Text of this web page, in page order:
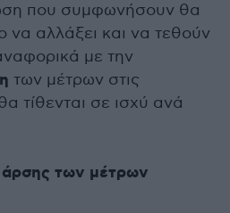
που συμφωνήσουν θα
να αλλάξει και να τεθούν
με την
των μέτρων στις
τίθενται σε ισχύ ανά
των μέτρων